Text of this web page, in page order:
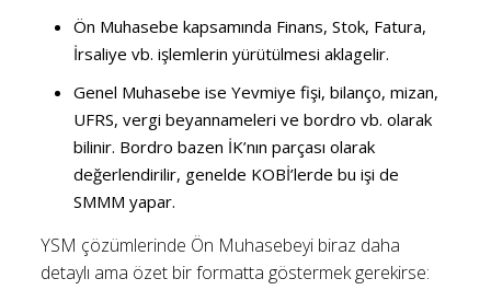
Ön Muhasebe kapsamında Finans, Stok, Fatura,
İrsaliye vb. işlemlerin yürütülmesi aklagelir.
Genel Muhasebe ise Yevmiye fişi, bilanço, mizan,
UFRS, vergi beyannameleri ve bordro vb. olarak
bilinir. Bordro bazen İK’nın parçası olarak
değerlendirilir, genelde KOBİ’lerde bu işi de
SMMM yapar.
YSM çözümlerinde Ön Muhasebeyi biraz daha
detaylı ama özet bir formatta göstermek gerekirse: